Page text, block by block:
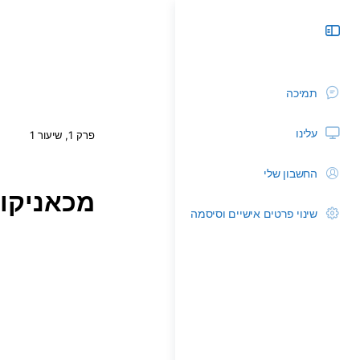
תמיכה
עלינו
החשבון שלי
שינוי פרטים אישיים וסיסמה
פרק 1, שיעור 1